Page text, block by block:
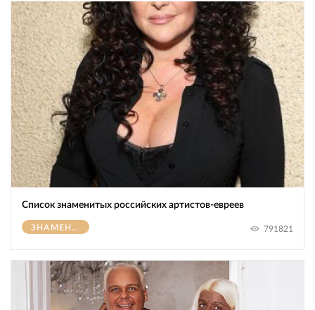
Список знаменитых российских артистов-евреев
ЗНАМЕНИТОСТИ 791821